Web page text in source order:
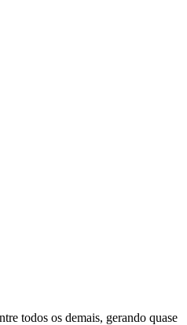
todos os demais, gerando quase